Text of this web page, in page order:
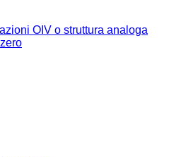
OIV o struttura analoga